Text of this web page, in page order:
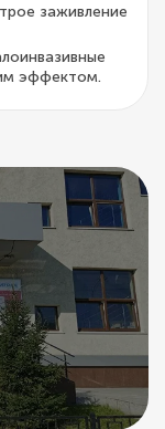
заживление
эффектом.